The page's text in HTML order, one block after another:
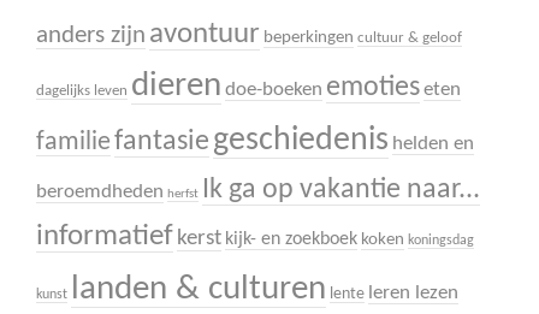
anders zijn avontuur beperkingen cultuur & geloof
dagelijks leven dieren doe-boeken emotieseten
familiefantasie geschiedenis helden en
beroemdheden herfst Ik ga op vakantie naar...
informatief kerst kijk- en zoekboek koken koningsdag
kunst landen & culturen lente leren lezen